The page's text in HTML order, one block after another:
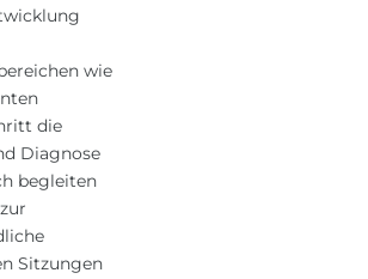
wie
die
Diagnose
begleiten
Sitzungen